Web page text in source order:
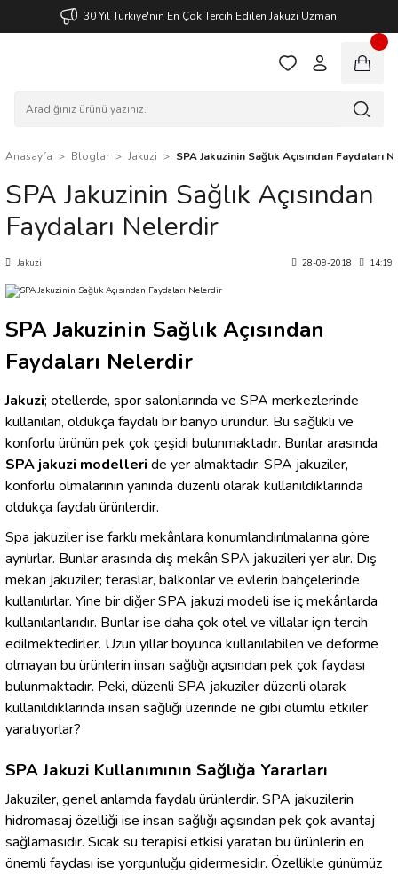
30 Yıl Türkiye'nin En Çok Tercih Edilen Jakuzi Uzmanı
Anasayfa Bloglar Jakuzi SPA Jakuzinin Sağlık Açısından Faydaları
SPA Jakuzinin Sağlık Açısından
Faydaları Nelerdir
Jakuzi 28-09-2018 14:19
SPA Jakuzinin Sağlık Açısından
Faydaları Nelerdir
Jakuzi; otellerde, spor salonlarında ve SPA merkezlerinde
kullanılan, oldukça faydalı bir banyo üründür. Bu sağlıklı ve
konforlu ürünün pek çok çeşidi bulunmaktadır. Bunlar arasında
SPA jakuzi modelleri de yer almaktadır. SPA jakuziler,
konforlu olmalarının yanında düzenli olarak kullanıldıklarında
oldukça faydalı ürünlerdir.
Spa jakuziler ise farklı mekânlara konumlandırılmalarına göre
ayrılırlar. Bunlar arasında dış mekân SPA jakuzileri yer alır. Dış
mekan jakuziler; teraslar, balkonlar ve evlerin bahçelerinde
kullanılırlar. Yine bir diğer SPA jakuzi modeli ise iç mekânlarda
kullanılanlarıdır. Bunlar ise daha çok otel ve villalar için tercih
edilmektedirler. Uzun yıllar boyunca kullanılabilen ve deforme
olmayan bu ürünlerin insan sağlığı açısından pek çok faydası
bulunmaktadır. Peki, düzenli SPA jakuziler düzenli olarak
kullanıldıklarında insan sağlığı üzerinde ne gibi olumlu etkiler
yaratıyorlar?
SPA Jakuzi Kullanımının Sağlığa Yararları
Jakuziler, genel anlamda faydalı ürünlerdir. SPA jakuzilerin
hidromasaj özelliği ise insan sağlığı açısından pek çok avantaj
sağlamasıdır. Sıcak su terapisi etkisi yaratan bu ürünlerin en
önemli faydası ise yorgunluğu gidermesidir. Özellikle günümüz